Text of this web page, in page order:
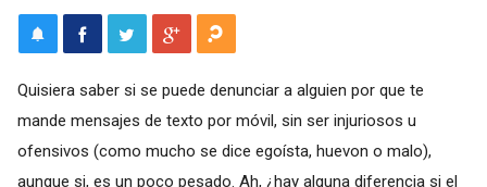
Quisiera saber si se puede denunciar a alguien por que te
mande mensajes de texto por móvil, sin ser injuriosos u
ofensivos (como mucho se dice egoísta, huevon o malo),
aunque si, es un poco pesado. Ah, ¿hay alguna diferencia si el